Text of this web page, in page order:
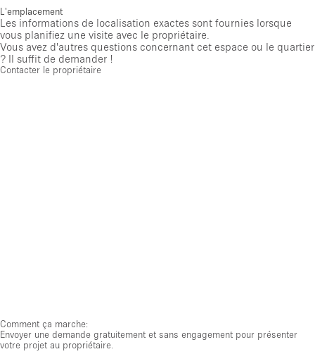
L'emplacement
Les informations de localisation exactes sont fournies lorsque
vous planifiez une visite avec le propriétaire.
Vous avez d'autres questions concernant cet espace ou le quartier
? Il suffit de demander !
Contacter le propriétaire
Comment ça marche:
Envoyer une demande gratuitement et sans engagement pour présenter
votre projet au propriétaire.